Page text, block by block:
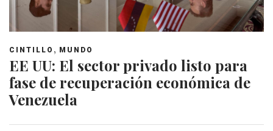
CINTILLO , MUNDO
EE UU: El sector privado listo para
fase de recuperación económica de
Venezuela